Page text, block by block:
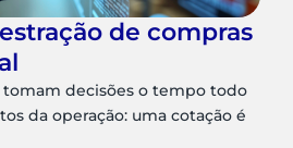
de compras
tomam decisões o tempo todo
da operação: uma cotação é